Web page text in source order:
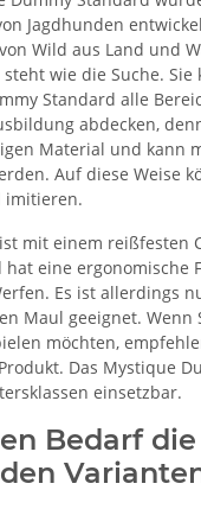
Jagdhunden
Wild aus Land und
wie die Suche. Sie
Standard alle
abdecken,
Material und kann
Auf diese Weise
imitieren.
mit einem reißfesten
hat eine ergonomische
Es ist allerdings
Maul geeignet. Wenn
möchten,
Das Mystique
einsetzbar.
Bedarf die